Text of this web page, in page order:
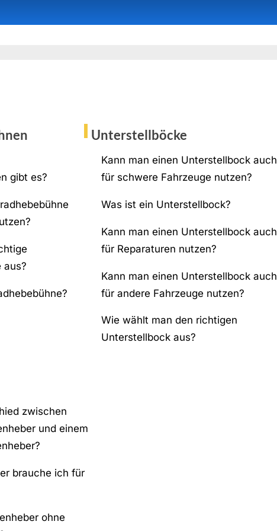
gibt es?
aus?
Unterstellböcke
Kann man einen Unterstellbock auch
für schwere Fahrzeuge nutzen?
Was ist ein Unterstellbock?
Kann man einen Unterstellbock auch
für Reparaturen nutzen?
Kann man einen Unterstellbock auch
für andere Fahrzeuge nutzen?
Wie wählt man den richtigen
Unterstellbock aus?
zwischen
und einem
brauche ich für
ohne